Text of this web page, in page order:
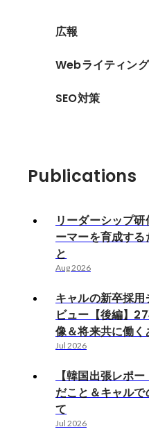
広報
Webライティング
SEO対策
Publications
リーダーシップ
ーマーを育成す
と
Aug 2026
キャルの新卒採
ビュー【後編】
像＆将来共に働く
Jul 2026
【韓国出張レポ
だこと＆キャル
て
Jul 2026